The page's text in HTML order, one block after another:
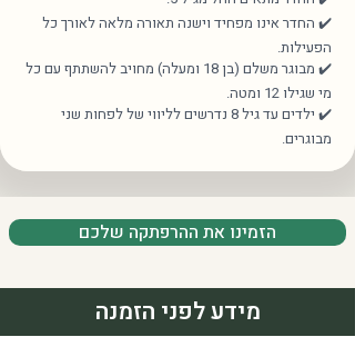
✔️ החדר אינו מפחיד וישנה תאורה מלאה לאורך כל
הפעילות.
✔️ מבוגר משלם (בן 18 ומעלה) מחויב להשתתף עם כל
מי שגילו 12 ומטה.
✔️ ילדים עד גיל 8 נדרשים לליווי של לפחות שני
מבוגרים.
הזמינו את ההרפתקה שלכם
מידע לפני הזמנה